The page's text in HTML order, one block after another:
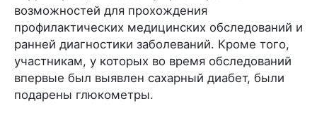
возможностей для прохождения
профилактических медицинских обследований и
ранней диагностики заболеваний. Кроме того,
участникам, у которых во время обследований
впервые был выявлен сахарный диабет, были
подарены глюкометры.